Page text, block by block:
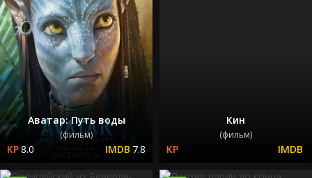
Аватар: Путь воды
(фильм)
8.0 7.8
Кин
(фильм)